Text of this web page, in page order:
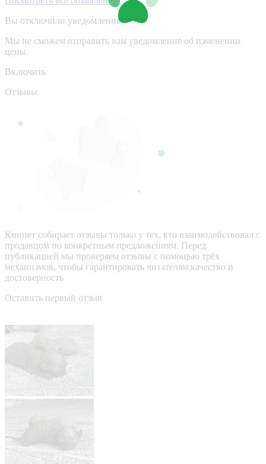
Вы отключили уведомления
Мы не сможем отправить вам уведомление об изменении
цены
Включить
Отзывы
Кинпет собирает отзывы только у тех, кто взаимодействовал с
продавцом по конкретным предложениям. Перед
публикацией мы проверяем отзывы с помощью трёх
механизмов, чтобы гарантировать читателям качество и
достоверность
Оставить первый отзыв